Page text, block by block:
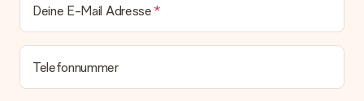
Deine E-Mail Adresse
Telefonnummer